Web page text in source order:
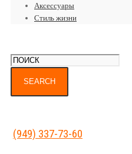
Аксессуары
Стиль жизни
(949) 337-73-60